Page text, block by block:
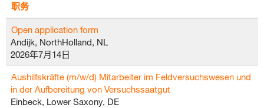
职务
Open application form
Andijk, NorthHolland, NL
2026年7月14日
Aushilfskräfte (m/w/d) Mitarbeiter im Feldversuchswesen und
in der Aufbereitung von Versuchssaatgut
Einbeck, Lower Saxony, DE